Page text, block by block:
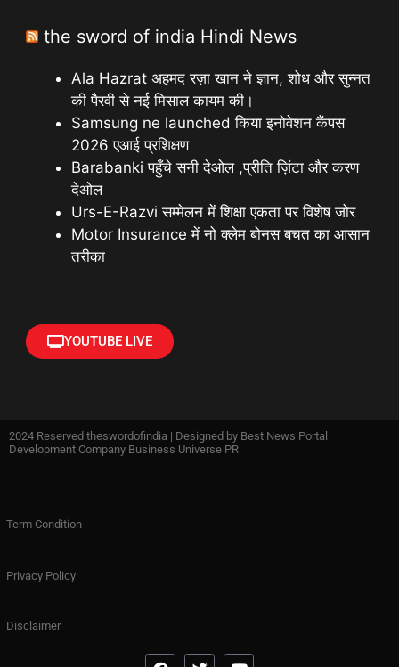
the sword of india Hindi News
Ala Hazrat अहमद रज़ा खान ने ज्ञान, शोध और सुन्नत
की पैरवी से नई मिसाल कायम की।
Samsung ne launched किया इनोवेशन कैंपस
2026 एआई प्रशिक्षण
Barabanki पहुँचे सनी देओल ,प्रीति ज़िंटा और करण
देओल
Urs-E-Razvi सम्मेलन में शिक्षा एकता पर विशेष जोर
Motor Insurance में नो क्लेम बोनस बचत का आसान
तरीका
YOUTUBE LIVE
2024 Reserved theswordofindia | Designed by Best News Portal
Development Company Business Universe PR
Term Condition
Privacy Policy
Disclaimer